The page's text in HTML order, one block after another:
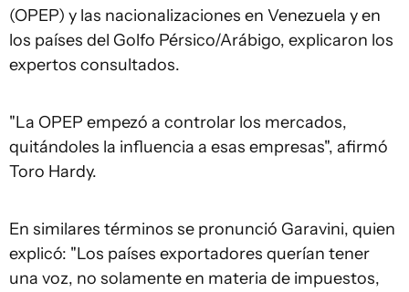
(OPEP) y las nacionalizaciones en Venezuela y en
los países del Golfo Pérsico/Arábigo, explicaron los
expertos consultados.
"La OPEP empezó a controlar los mercados,
quitándoles la influencia a esas empresas", afirmó
Toro Hardy.
En similares términos se pronunció Garavini, quien
explicó: "Los países exportadores querían tener
una voz, no solamente en materia de impuestos,